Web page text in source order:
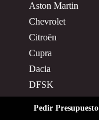
Aston Martin
Chevrolet
Citroën
Cupra
Dacia
DFSK
Pedir Presupuesto